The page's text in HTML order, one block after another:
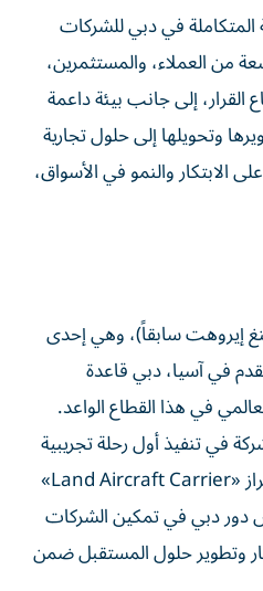
المتكاملة في دبي للشركات
من العملاء، والمستثمرين،
القرار، إلى جانب بيئة داعمة
وتحويلها إلى حلول تجارية
الابتكار والنمو في الأسواق،
إيروهت سابقاً)، وهي إحدى
في آسيا، دبي قاعدة
في هذا القطاع الواعد.
نجحت الشركة في تنفيذ أول رحلة تجريبية
مأهولة لمركبتها الطائرة من طراز «Land Aircraft Carrier»
دبي في تمكين الشركات
وتطوير حلول المستقبل ضمن